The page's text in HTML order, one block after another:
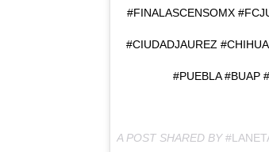
#FINALASCENSOMX
#CIUDADJAUREZ
#PUEBLA #BUAP
A POST SHARED BY